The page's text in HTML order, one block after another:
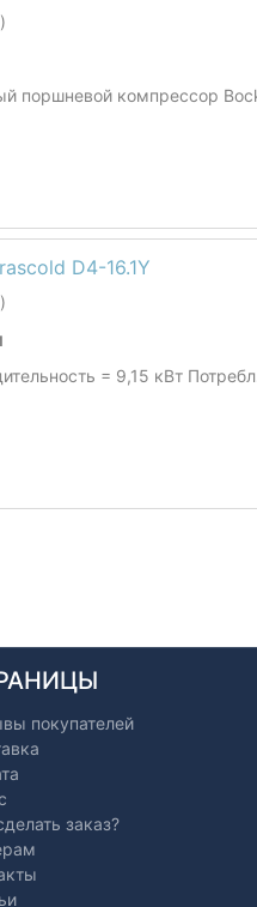
поршневой компрессор
D4-16.1Y
= 9,15 кВт
покупателей
заказ?